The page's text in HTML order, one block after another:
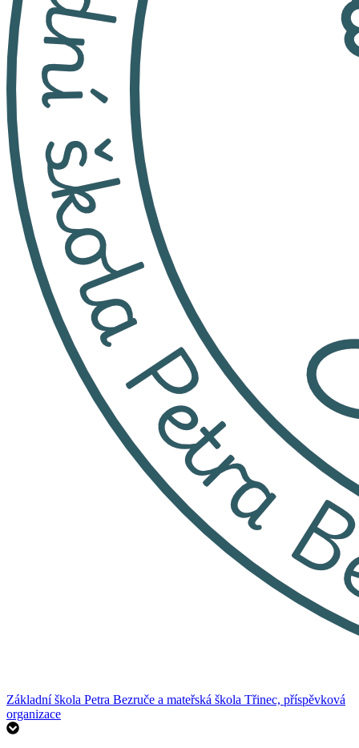
Základní škola Petra Bezruče a mateřská škola Třinec, příspěvková
organizace